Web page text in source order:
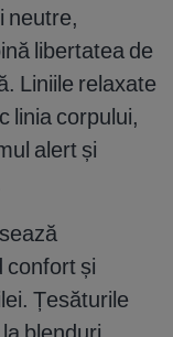
neutre,
libertatea de
Liniile relaxate
linia corpului,
alert și
confort și
Țesăturile